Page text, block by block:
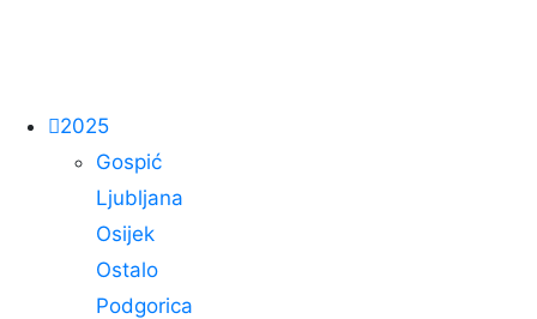
2025
Gospić
Ljubljana
Osijek
Ostalo
Podgorica